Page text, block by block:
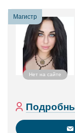
Магистр
Нет на сайте